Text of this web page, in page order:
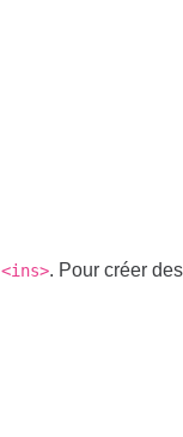
<ins>. Pour créer